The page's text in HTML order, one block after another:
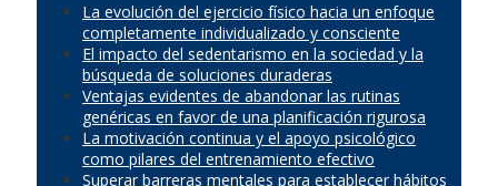
La evolución del ejercicio físico hacia un enfoque
completamente individualizado y consciente
El impacto del sedentarismo en la sociedad y la
búsqueda de soluciones duraderas
Ventajas evidentes de abandonar las rutinas
genéricas en favor de una planificación rigurosa
La motivación continua y el apoyo psicológico
como pilares del entrenamiento efectivo
Superar barreras mentales para establecer hábitos